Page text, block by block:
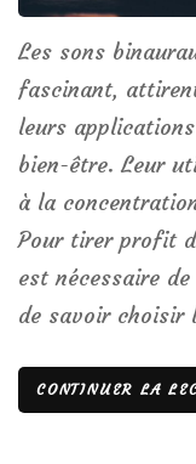
Les sons
fascinant,
leurs
bien-être. Leur
à la
Pour tirer profit
est nécessaire
de savoir choisir
CONTINUER LA